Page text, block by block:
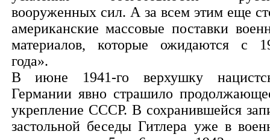
вооруженных сил. А за всем этим еще
американские массовые поставки
материалов, которые ожидаются с
года».
В июне 1941-го верхушку
Германии явно страшило
укрепление СССР. В сохранившейся
застольной беседы Гитлера уже в